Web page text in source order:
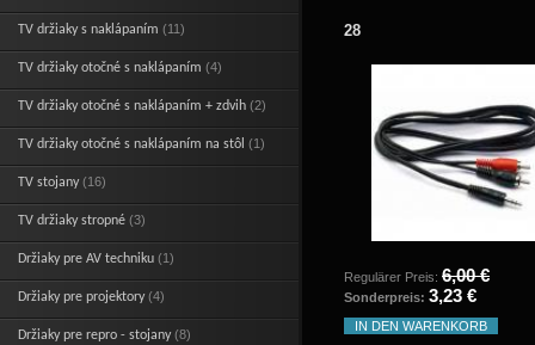
TV držiaky s naklápaním (11)
TV držiaky otočné s naklápaním (4)
TV držiaky otočné s naklápaním + zdvih (2)
TV držiaky otočné s naklápaním na stôl (1)
TV stojany (16)
TV držiaky stropné (3)
Držiaky pre AV techniku (1)
Držiaky pre projektory (4)
Držiaky pre repro - stojany (8)
28
Regulärer Preis: 6,00 €
Sonderpreis: 3,23 €
IN DEN WARENKORB